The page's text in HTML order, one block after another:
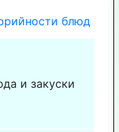
блюд
и закуски